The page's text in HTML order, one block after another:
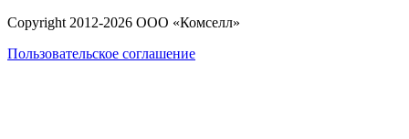
Copyright 2012-2026 ООО «Комселл»
Пользовательское соглашение